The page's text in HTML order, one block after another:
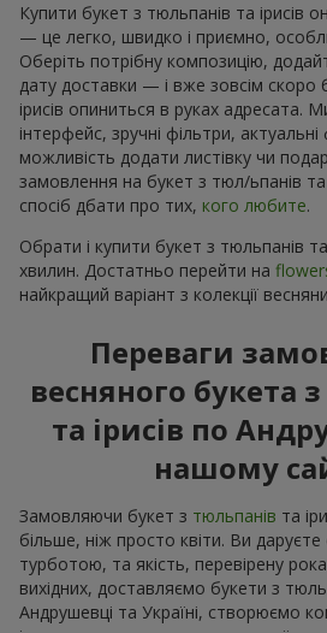
Купити букет з тюльпанів та ірисів
— це легко, швидко і приємно,
Оберіть потрібну композицію,
дату доставки — і вже зовсім скоро
ірисів опиниться в руках адресата.
інтерфейс, зручні фільтри, актуальні
можливість додати листівку чи
замовлення на букет з тюл/ьпанів
спосіб дбати про тих, кого любите.
Обрати і купити букет з тюльпанів та
хвилин. Достатньо перейти на
найкращий варіант з колекції
Переваги
весняного букета
та ірисів по
нашому
Замовляючи букет з тюльпанів та
більше, ніж просто квіти. Ви
турботою, та якість, перевірену
вихідних, доставляємо букети з
Андрушевці та Україні, створюємо